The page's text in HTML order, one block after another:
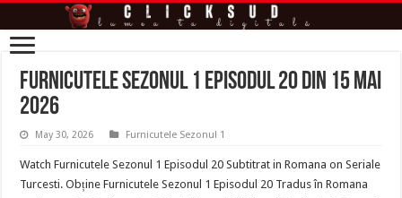
Furnicutele Sezonul 1 Episodul 20 din 15 Mai
2026
May 30, 2026 Furnicutele Sezonul 1
Watch Furnicutele Sezonul 1 Episodul 20 Subtitrat in Romana on Seriale
Turcesti. Obține Furnicutele Sezonul 1 Episodul 20 Tradus în Romana